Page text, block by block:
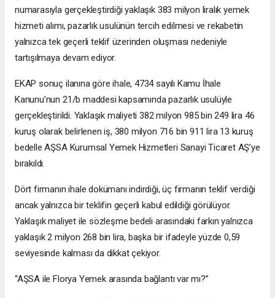
numarasıyla gerçekleştirdiği yaklaşık 383 milyon liralık yemek
hizmeti alımı, pazarlık usulünün tercih edilmesi ve rekabetin
yalnızca tek geçerli teklif üzerinden oluşması nedeniyle
tartışılmaya devam ediyor.
EKAP sonuç ilanına göre ihale, 4734 sayılı Kamu İhale
Kanunu’nun 21/b maddesi kapsamında pazarlık usulüyle
gerçekleştirildi. Yaklaşık maliyeti 382 milyon 985 bin 249 lira 46
kuruş olarak belirlenen iş, 380 milyon 716 bin 911 lira 13 kuruş
bedelle AŞSA Kurumsal Yemek Hizmetleri Sanayi Ticaret AŞ’ye
bırakıldı.
Dört firmanın ihale dokümanı indirdiği, üç firmanın teklif verdiği
ancak yalnızca bir teklifin geçerli kabul edildiği görülüyor.
Yaklaşık maliyet ile sözleşme bedeli arasındaki farkın yalnızca
yaklaşık 2 milyon 268 bin lira, başka bir ifadeyle yüzde 0,59
seviyesinde kalması da dikkat çekiyor.
“AŞSA ile Florya Yemek arasında bağlantı var mı?”